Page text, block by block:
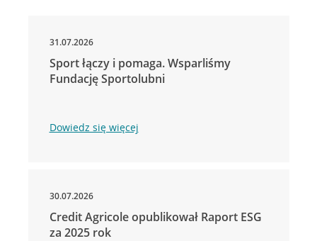
31.07.2026
Sport łączy i pomaga. Wsparliśmy
Fundację Sportolubni
Dowiedz się więcej
30.07.2026
Credit Agricole opublikował Raport ESG
za 2025 rok